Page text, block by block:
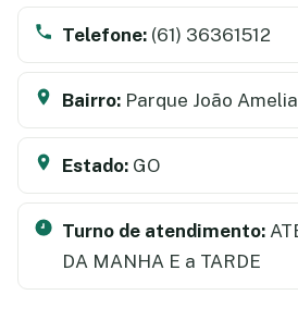
Telefone: (61) 36361512
Bairro: Parque João Amelia
Estado: GO
Turno de atendimento:
DA MANHA E a TARDE